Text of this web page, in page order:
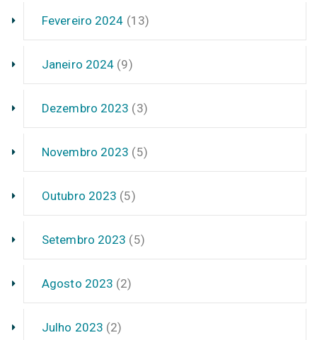
Fevereiro 2024 (13)
Janeiro 2024 (9)
Dezembro 2023 (3)
Novembro 2023 (5)
Outubro 2023 (5)
Setembro 2023 (5)
Agosto 2023 (2)
Julho 2023 (2)